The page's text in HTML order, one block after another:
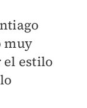
muy
el estilo